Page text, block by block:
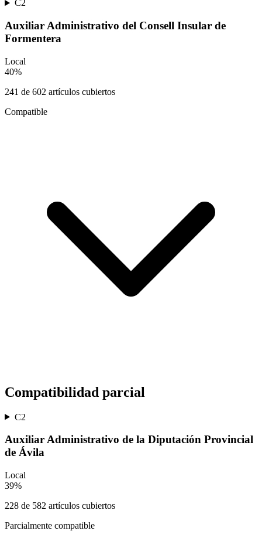
C2
Auxiliar Administrativo del Consell Insular de
Formentera
Local
40%
241 de 602 artículos cubiertos
Compatible
Compatibilidad parcial
C2
Auxiliar Administrativo de la Diputación Provincial
de Ávila
Local
39%
228 de 582 artículos cubiertos
Parcialmente compatible